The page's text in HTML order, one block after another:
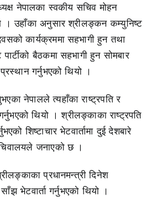
नेपालका स्वकीय सचिव मोहन
। उहाँका अनुसार श्रीलङ्कन कम्युनिष्ट
कार्यक्रममा सहभागी हुन तथा
पार्टीको बैठकमा सहभागी हुन सोमबार
गर्नुभएको थियो ।
नेपालले त्यहाँका राष्ट्रपति र
थियो । श्रीलङ्काका राष्ट्रपति
शिष्टाचार भेटवार्तामा दुई देशबारे
जनाएको छ ।
प्रधानमन्त्री दिनेश
भेटवार्ता गर्नुभएको थियो ।